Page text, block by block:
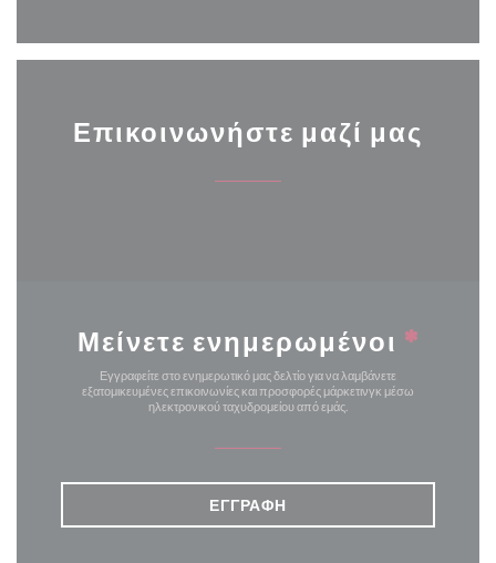
Επικοινωνήστε μαζί μας
Μείνετε ενημερωμένοι *
Εγγραφείτε στο ενημερωτικό μας δελτίο για να λαμβάνετε
εξατομικευμένες επικοινωνίες και προσφορές μάρκετινγκ μέσω
ηλεκτρονικού ταχυδρομείου από εμάς.
ΕΓΓΡΑΦΉ